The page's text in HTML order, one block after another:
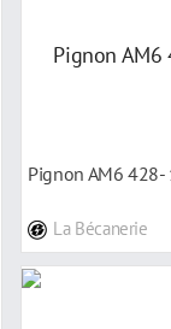
Pignon AM6 428-
La Bécanerie